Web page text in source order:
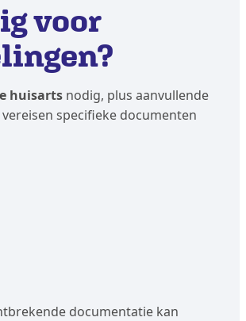
voor
huisarts nodig, plus aanvullende
specifieke documenten
documentatie kan